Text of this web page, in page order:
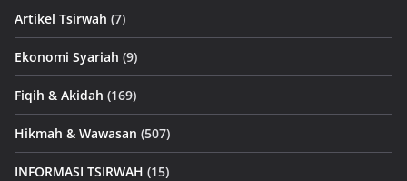
Artikel Tsirwah (7)
Ekonomi Syariah (9)
Fiqih & Akidah (169)
Hikmah & Wawasan (507)
INFORMASI TSIRWAH (15)